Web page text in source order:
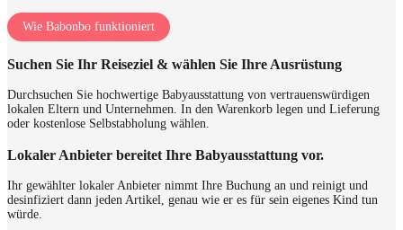
Wie Babonbo funktioniert
Suchen Sie Ihr Reiseziel & wählen Sie Ihre Ausrüstung
Durchsuchen Sie hochwertige Babyausstattung von vertrauenswürdigen
lokalen Eltern und Unternehmen. In den Warenkorb legen und Lieferung
oder kostenlose Selbstabholung wählen.
Lokaler Anbieter bereitet Ihre Babyausstattung vor.
Ihr gewählter lokaler Anbieter nimmt Ihre Buchung an und reinigt und
desinfiziert dann jeden Artikel, genau wie er es für sein eigenes Kind tun
würde.